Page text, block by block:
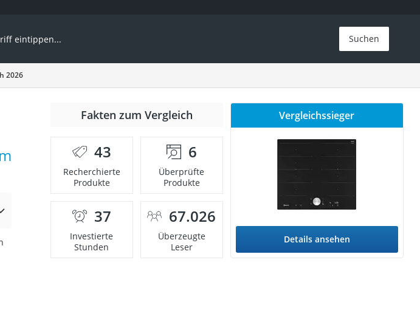
Suchen
2026
Fakten zum Vergleich
43
Recherchierte
Produkte
6
Überprüfte
Produkte
37
Investierte
Stunden
67.026
Überzeugte
Leser
Vergleichssieger
Details ansehen